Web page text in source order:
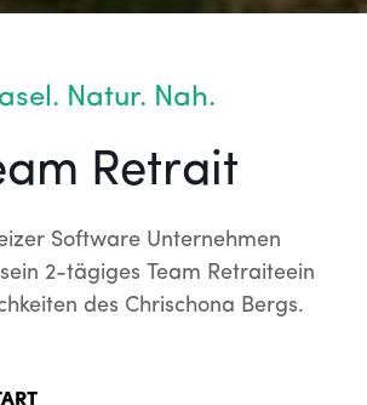
Natur. Nah.
Retrait
Software Unternehmen
2-tägiges Team Retraiteein
des Chrischona Bergs.